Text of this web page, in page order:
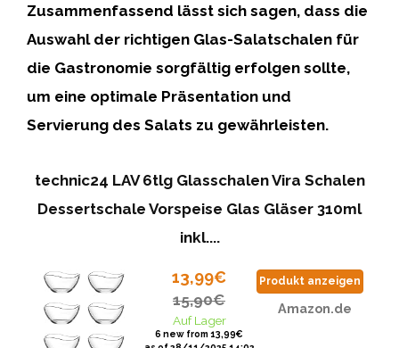
Zusammenfassend lässt sich sagen, dass die
Auswahl der richtigen Glas-Salatschalen für
die Gastronomie sorgfältig erfolgen sollte,
um eine optimale Präsentation und
Servierung des Salats zu gewährleisten.
technic24 LAV 6tlg Glasschalen Vira Schalen
Dessertschale Vorspeise Glas Gläser 310ml
inkl....
13,99€
15,90€
Auf Lager
6 new from 13,99€
Produkt anzeigen
Amazon.de